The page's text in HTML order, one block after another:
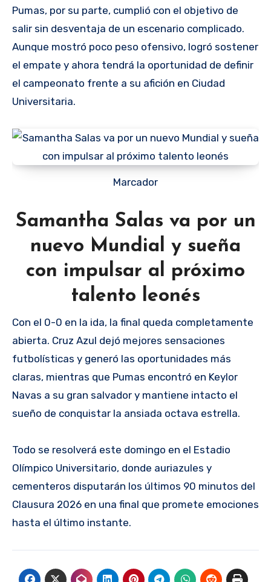
Pumas, por su parte, cumplió con el objetivo de
salir sin desventaja de un escenario complicado.
Aunque mostró poco peso ofensivo, logró sostener
el empate y ahora tendrá la oportunidad de definir
el campeonato frente a su afición en Ciudad
Universitaria.
Marcador
Samantha Salas va por un
nuevo Mundial y sueña
con impulsar al próximo
talento leonés
Con el 0-0 en la ida, la final queda completamente
abierta. Cruz Azul dejó mejores sensaciones
futbolísticas y generó las oportunidades más
claras, mientras que Pumas encontró en Keylor
Navas a su gran salvador y mantiene intacto el
sueño de conquistar la ansiada octava estrella.
Todo se resolverá este domingo en el Estadio
Olímpico Universitario, donde auriazules y
cementeros disputarán los últimos 90 minutos del
Clausura 2026 en una final que promete emociones
hasta el último instante.